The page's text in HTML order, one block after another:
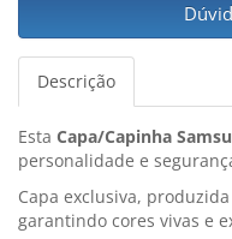
Descrição
Esta Capa/Capinha
personalidade e
Capa exclusiva,
garantindo cores vivas e